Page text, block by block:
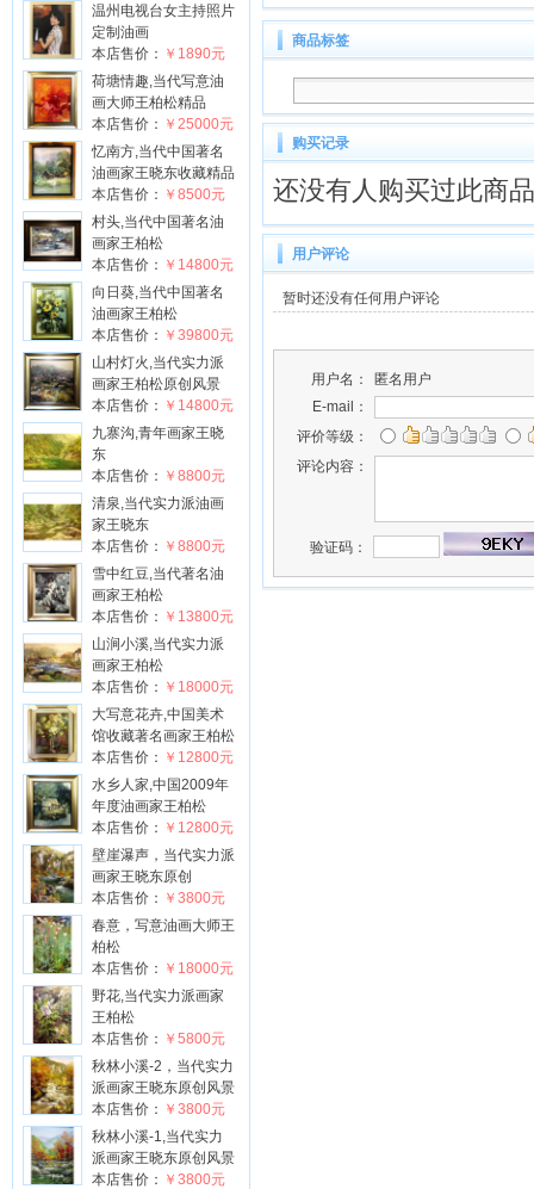
温州电视台女主持照片
定制油画
本店售价： ￥1890元
荷塘情趣,当代写意油
画大师王柏松精品
本店售价： ￥25000元
忆南方,当代中国著名
油画家王晓东收藏精品
本店售价： ￥8500元
村头,当代中国著名油
画家王柏松
本店售价： ￥14800元
向日葵,当代中国著名
油画家王柏松
本店售价： ￥39800元
山村灯火,当代实力派
画家王柏松原创风景
本店售价： ￥14800元
九寨沟,青年画家王晓
东
本店售价： ￥8800元
清泉,当代实力派油画
家王晓东
本店售价： ￥8800元
雪中红豆,当代著名油
画家王柏松
本店售价： ￥13800元
山涧小溪,当代实力派
画家王柏松
本店售价： ￥18000元
大写意花卉,中国美术
馆收藏著名画家王柏松
本店售价： ￥12800元
水乡人家,中国2009年
年度油画家王柏松
本店售价： ￥12800元
壁崖瀑声，当代实力派
画家王晓东原创
本店售价： ￥3800元
春意，写意油画大师王
柏松
本店售价： ￥18000元
野花,当代实力派画家
王柏松
本店售价： ￥5800元
秋林小溪-2，当代实力
派画家王晓东原创风景
本店售价： ￥3800元
秋林小溪-1,当代实力
派画家王晓东原创风景
本店售价： ￥3800元
商品标签
购买记录
还没有人购买过此商品
用户评论
暂时还没有任何用户评论
用户名：
匿名用户
E-mail：
评价等级：
评论内容：
验证码：